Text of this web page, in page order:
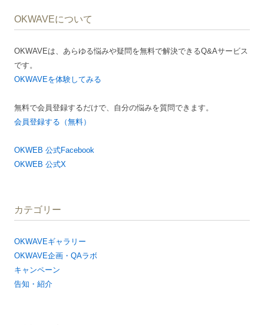
シ
ン
OKWAVEについて
OKWAVEは、あらゆる悩みや疑問を無料で解決できるQ&Aサービス
です。
OKWAVEを体験してみる
無料で会員登録するだけで、自分の悩みを質問できます。
会員登録する（無料）
OKWEB 公式Facebook
OKWEB 公式X
カテゴリー
OKWAVEギャラリー
OKWAVE企画・QAラボ
キャンペーン
告知・紹介